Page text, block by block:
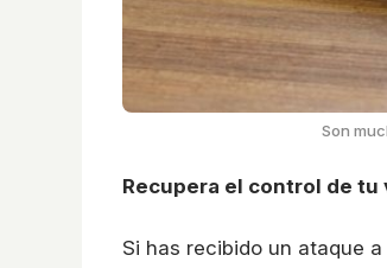
Son
Recupera el control de
Si has recibido un ataque